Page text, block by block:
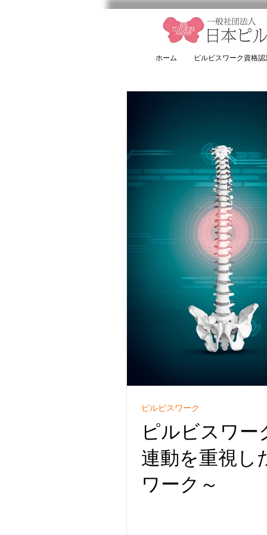
ホーム ピルビスワーク資格
ピルビスワー
連動を重視し
ワーク～
ピルビスワーク